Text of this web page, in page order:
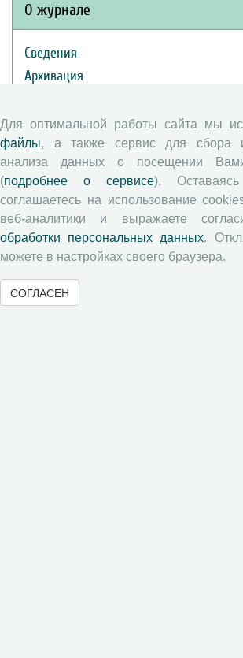
О журнале
Сведения
Архивация
Редсовет
Контакты
Политика открытого доступа
Цели и задачи
Публикации
Текущий номер (Том 12, №2, 2026)
Архив
Для оптимальной работы сайта мы
файлы, а также сервис для сбора и
анализа данных о посещении
(подробнее о сервисе).
соглашаетесь на использование
веб-аналитики и выражаете
обработки персональных данных.
можете в настройках своего браузера.
СОГЛАСЕН